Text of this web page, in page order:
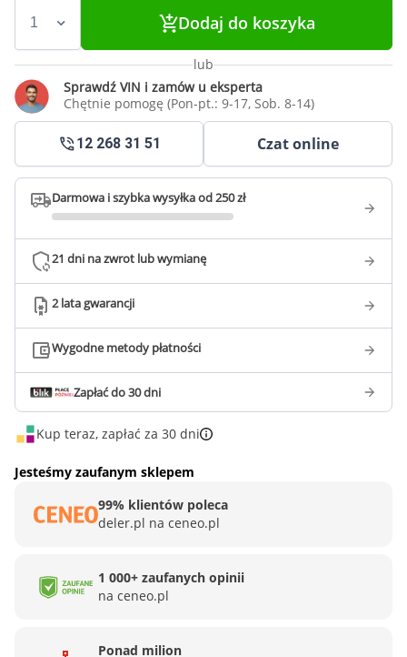
Dodaj do koszyka
lub
Sprawdź VIN i zamów u eksperta
Chętnie pomogę (Pon-pt.: 9-17, Sob. 8-14)
12 268 31 51 Czat online
Darmowa i szybka wysyłka od 250 zł
21 dni na zwrot lub wymianę
2 lata gwarancji
Wygodne metody płatności
Zapłać do 30 dni
Kup teraz, zapłać za 30 dni
Jesteśmy zaufanym sklepem
99% klientów poleca
deler.pl na ceneo.pl
1 000+ zaufanych opinii
na ceneo.pl
Ponad milion